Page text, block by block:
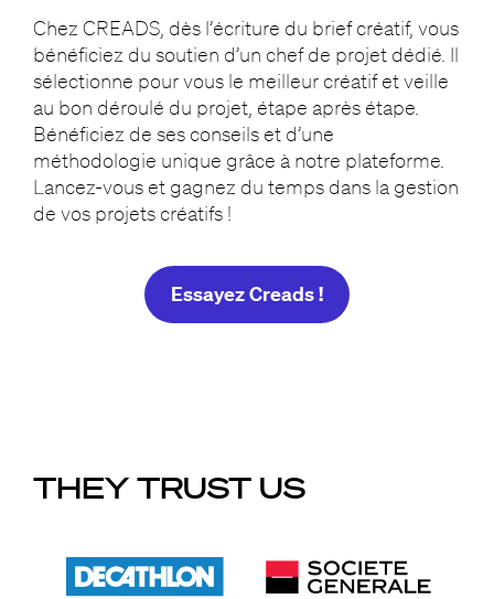
Chez CREADS, dès l’écriture du brief créatif, vous
bénéficiez du soutien d’un chef de projet dédié. Il
sélectionne pour vous le meilleur créatif et veille
au bon déroulé du projet, étape après étape.
Bénéficiez de ses conseils et d’une
méthodologie unique grâce à notre plateforme.
Lancez-vous et gagnez du temps dans la gestion
de vos projets créatifs !
Essayez Creads !
THEY TRUST US